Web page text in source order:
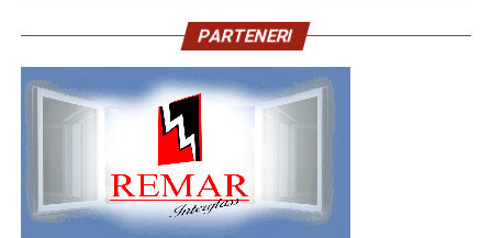
PARTENERI